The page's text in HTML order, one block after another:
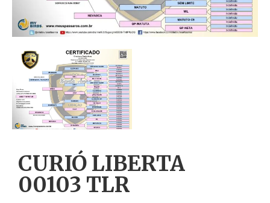
CURIÓ LIBERTA
00103 TLR